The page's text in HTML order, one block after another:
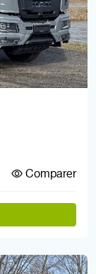
Comparer